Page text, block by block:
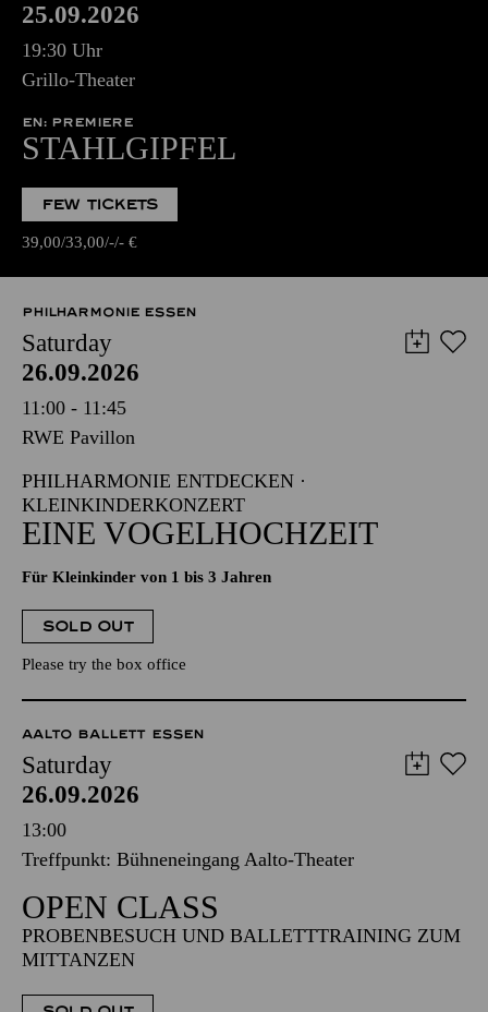
25.09.2026
19:30 Uhr
Grillo-Theater
EN: PREMIERE
STAHLGIPFEL
FEW TICKETS
39,00 33,00 - - €
PHILHARMONIE ESSEN
Saturday
26.09.2026
11:00 - 11:45
RWE Pavillon
PHILHARMONIE ENTDECKEN ·
KLEINKINDERKONZERT
EINE VOGELHOCHZEIT
Für Kleinkinder von 1 bis 3 Jahren
SOLD OUT
Please try the box office
AALTO BALLETT ESSEN
Saturday
26.09.2026
13:00
Treffpunkt: Bühneneingang Aalto-Theater
OPEN CLASS
PROBENBESUCH UND BALLETTTRAINING ZUM
MITTANZEN